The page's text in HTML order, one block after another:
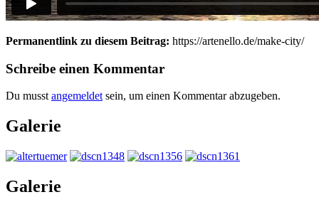
Permanentlink zu diesem Beitrag: https://artenello.de/make-city/
Schreibe einen Kommentar
Du musst angemeldet sein, um einen Kommentar abzugeben.
Galerie
Galerie